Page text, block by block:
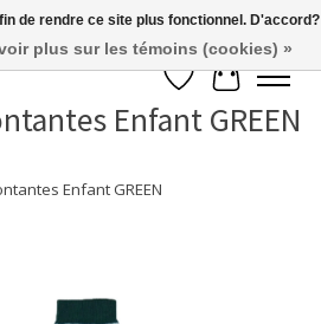
Liste de souhaits
Panier
Enfant GREEN
Enfant GREEN
slideshow Items
de rendre ce site plus fonctionnel. D'accord?
plus sur les témoins (cookies) »